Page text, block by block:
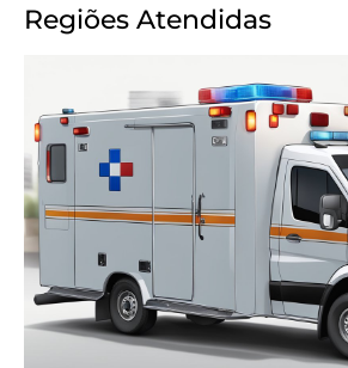
Regiões Atendidas